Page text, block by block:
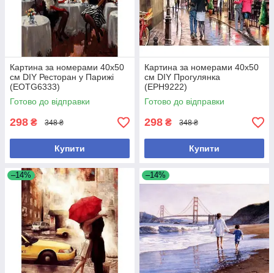
Картина за номерами 40х50
см DIY Ресторан у Парижі
(EOTG6333)
Готово до відправки
298 ₴ 348 ₴
Купити
Картина за номерами 40х50
см DIY Прогулянка
(EPH9222)
Готово до відправки
298 ₴ 348 ₴
Купити
–14% –14%